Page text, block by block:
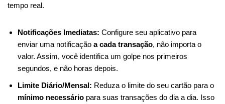
tempo real.
Notificações Imediatas: Configure seu aplicativo para
enviar uma notificação a cada transação, não importa o
valor. Assim, você identifica um golpe nos primeiros
segundos, e não horas depois.
Limite Diário/Mensal: Reduza o limite do seu cartão para o
mínimo necessário para suas transações do dia a dia. Isso